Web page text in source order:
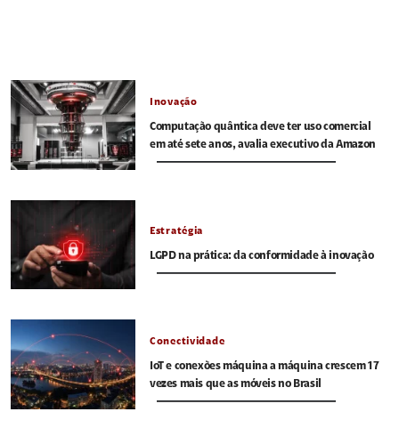
Inovação
Computação quântica deve ter uso comercial
em até sete anos, avalia executivo da Amazon
Estratégia
LGPD na prática: da conformidade à inovação
Conectividade
IoT e conexões máquina a máquina crescem 17
vezes mais que as móveis no Brasil